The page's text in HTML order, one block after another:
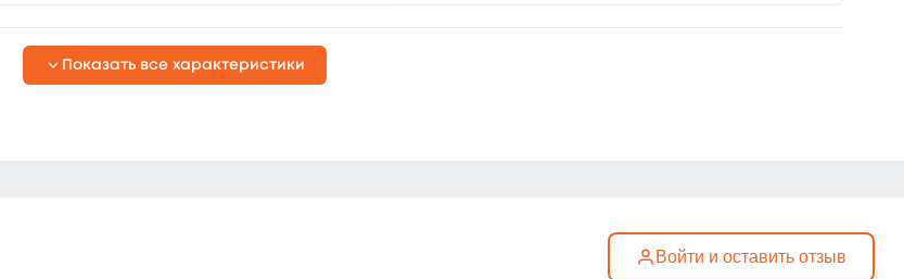
Показать все характеристики
Войти и оставить отзыв